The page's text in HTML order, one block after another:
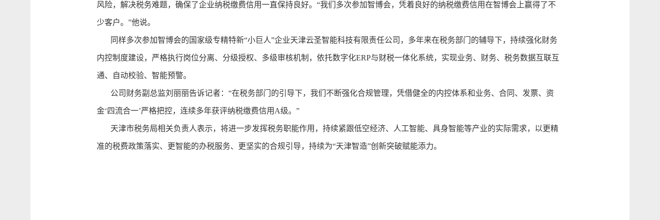
风险，解决税务难题，确保了企业纳税缴费信用一直保持良好。“我们多次参加智博会，凭着良好的纳税缴费信用在智博会上赢得了不
少客户。”他说。
同样多次参加智博会的国家级专精特新“小巨人”企业天津云圣智能科技有限责任公司，多年来在税务部门的辅导下，持续强化财务
内控制度建设，严格执行岗位分离、分级授权、多级审核机制，依托数字化ERP与财税一体化系统，实现业务、财务、税务数据互联互
通、自动校验、智能预警。
公司财务副总监刘丽丽告诉记者：“在税务部门的引导下，我们不断强化合规管理，凭借健全的内控体系和业务、合同、发票、资
金‘四流合一’严格把控，连续多年获评纳税缴费信用A级。”
天津市税务局相关负责人表示，将进一步发挥税务职能作用，持续紧跟低空经济、人工智能、具身智能等产业的实际需求，以更精
准的税费政策落实、更智能的办税服务、更坚实的合规引导，持续为“天津智造”创新突破赋能添力。